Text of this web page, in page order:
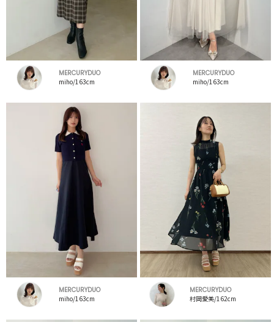
MERCURYDUO
miho/163cm
MERCURYDUO
miho/163cm
MERCURYDUO
miho/163cm
MERCURYDUO
村岡愛美/162cm